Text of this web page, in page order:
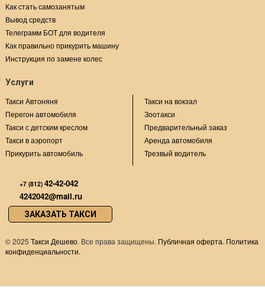
Как стать самозанятым
Вывод средств
Телеграмм БОТ для водителя
Как правильно прикурить машину
Инструкция по замене колес
Услуги
Такси Автоняня
Перегон автомобиля
Такси с детским креслом
Такси в аэропорт
Прикурить автомобиль
Такси на вокзал
Зоотакси
Предварительный заказ
Аренда автомобиля
Трезвый водитель
+7 (812) 42-42-042
4242042@mail.ru
ЗАКАЗАТЬ ТАКСИ
©2025 Такси Дешево. Все права защищены. Публичная оферта. Политика
конфиденциальности.